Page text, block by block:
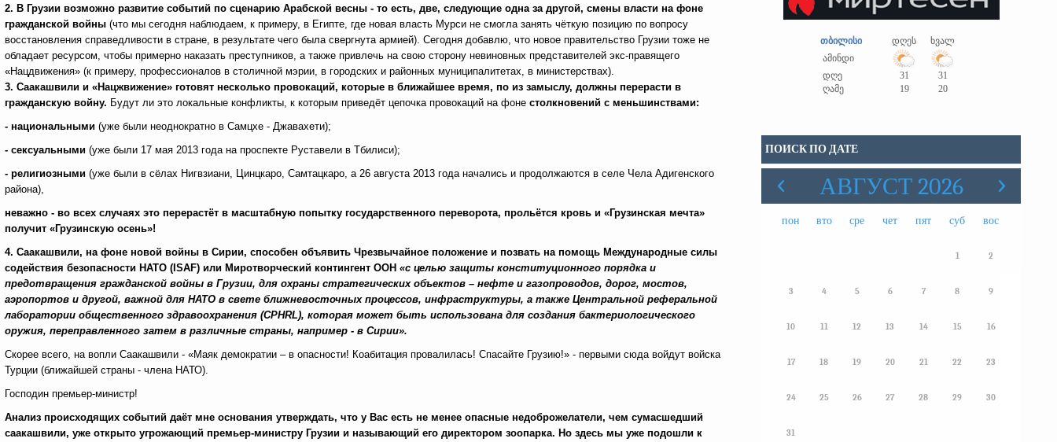
2. В Грузии возможно развитие событий по сценарию Арабской весны - то есть, две, следующие одна за другой, смены власти на фоне
гражданской войны (что мы сегодня наблюдаем, к примеру, в Египте, где новая власть Мурси не смогла занять чёткую позицию по вопросу
восстановления справедливости в стране, в результате чего была свергнута армией). Сегодня добавлю, что новое правительство Грузии тоже не
обладает ресурсом, чтобы примерно наказать преступников, а также привлечь на свою сторону невиновных представителей экс-правящего
«Нацдвижения» (к примеру, профессионалов в столичной мэрии, в городских и районных муниципалитетах, в министерствах).
3. Саакашвили и «Нацжвижение» готовят несколько провокаций, которые в ближайшее время, по из замыслу, должны перерасти в
гражданскую войну. Будут ли это локальные конфликты, к которым приведёт цепочка провокаций на фоне столкновений с меньшинствами:
- национальными (уже были неоднократно в Самцхе - Джавахети);
- сексуальными (уже были 17 мая 2013 года на проспекте Руставели в Тбилиси);
- религиозными (уже были в сёлах Нигвзиани, Цинцкаро, Самтацкаро, а 26 августа 2013 года начались и продолжаются в селе Чела Адигенского
района),
неважно - во всех случаях это перерастёт в масштабную попытку государственного переворота, прольётся кровь и «Грузинская мечта»
получит «Грузинскую осень»!
4. Саакашвили, на фоне новой войны в Сирии, способен объявить Чрезвычайное положение и позвать на помощь Международные силы
содействия безопасности НАТО (ISAF) или Миротворческий контингент ООН «с целью защиты конституционного порядка и
предотвращения гражданской войны в Грузии, для охраны стратегических объектов – нефте и газопроводов, дорог, мостов,
аэропортов и другой, важной для НАТО в свете ближневосточных процессов, инфраструктуры, а также Центральной реферальной
лаборатории общественного здравоохранения (CPHRL), которая может быть использована для создания бактериологического
оружия, переправленного затем в различные страны, например - в Сирии».
Скорее всего, на вопли Саакашвили - «Маяк демократии – в опасности! Коабитация провалилась! Спасайте Грузию!» - первыми сюда войдут войска
Турции (ближайшей страны - члена НАТО).
Господин премьер-министр!
Анализ происходящих событий даёт мне основания утверждать, что у Вас есть не менее опасные недоброжелатели, чем сумасшедший
саакашвили, уже открыто угрожающий премьер-министру Грузии и называющий его директором зоопарка. Но здесь мы уже подошли к
თბილისი დღეს
ხვალ
ამინდი
დღე
31
31
ღამე
19 20
ПОИСК ПО ДАТЕ
АВГУСТ 2026
пон вто сре чет пят суб вос
1 2
3 4 5 6 7 8 9
10 11 12 13 14 15 16
17 18 19 20 21 22 23
24 25 26 27 28 29 30
31